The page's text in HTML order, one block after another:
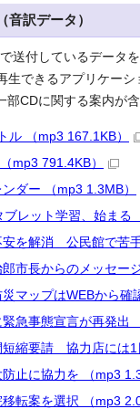
訳データ）
送付しているデータ
生できるアプリケーシ
部CDに関する案内が
（mp3 167.1KB）
mp3 791.4KB）
ダー （mp3 1.3MB）
レット学習、始まる
を解消 公民館で苦手
市長からのメッセー
マップはWEBから確
急事態宣言が再発出
縮要請 協力店には1
止に協力を （mp3
転案を選択 （mp3